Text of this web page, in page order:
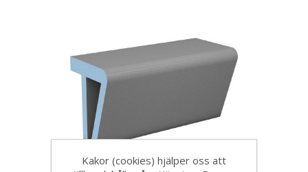
Kakor (cookies) hjälper oss att